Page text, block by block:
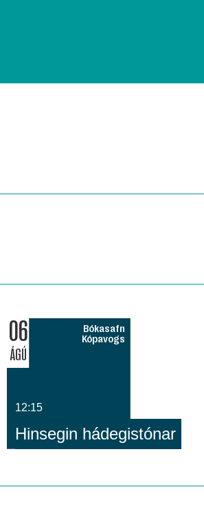
06
ÁGÚ
Bókasafn
Kópavogs
12:15
Hinsegin hádegistónar